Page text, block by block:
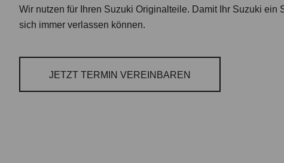
Wir nutzen für Ihren Suzuki Originalteile. Damit Ihr Suzuki ein
sich immer verlassen können.
JETZT TERMIN VEREINBAREN